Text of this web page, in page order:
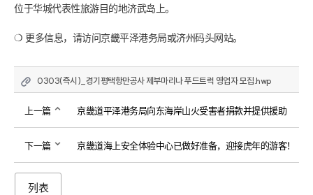
位于华城代表性旅游目的地济武岛上。
❍ 更多信息，请访问京畿平泽港务局或济州码头网站。
0303(즉시)_경기평택항만공사 제부마리나 푸드트럭 영업자 모집.hwp
上一篇 京畿道平泽港务局向东海岸山火受害者捐款并提供援助
下一篇 京畿道海上安全体验中心已做好准备，迎接虎年的游客！
列表